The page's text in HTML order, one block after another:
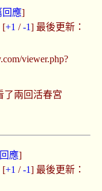
回應]
[+1 /-1] 最後更新：
viewer.php?
了兩回活春宮
應]
[+1 /-1] 最後更新：